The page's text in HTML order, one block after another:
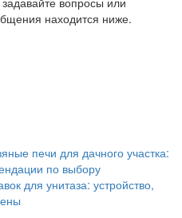
находится ниже.
печи для дачного участка:
по выбору
для унитаза: устройство,